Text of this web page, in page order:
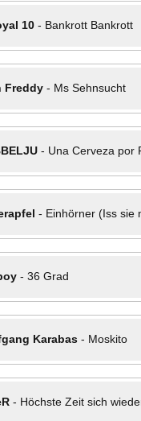
10- Bankrott Bankrott
Freddy- Ms Sehnsucht
- Una Cerveza por
- Einhörner (Iss sie
- 36 Grad
Karabas- Moskito
- Höchste Zeit sich